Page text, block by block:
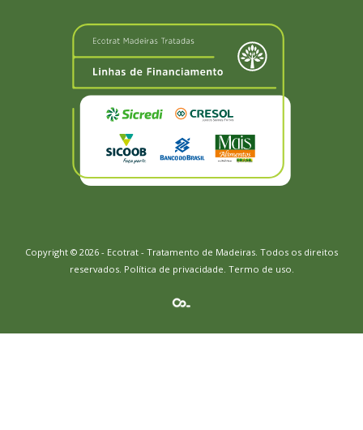
Copyright © 2026 - Ecotrat - Tratamento de Madeiras. Todos os direitos
reservados. Política de privacidade. Termo de uso.